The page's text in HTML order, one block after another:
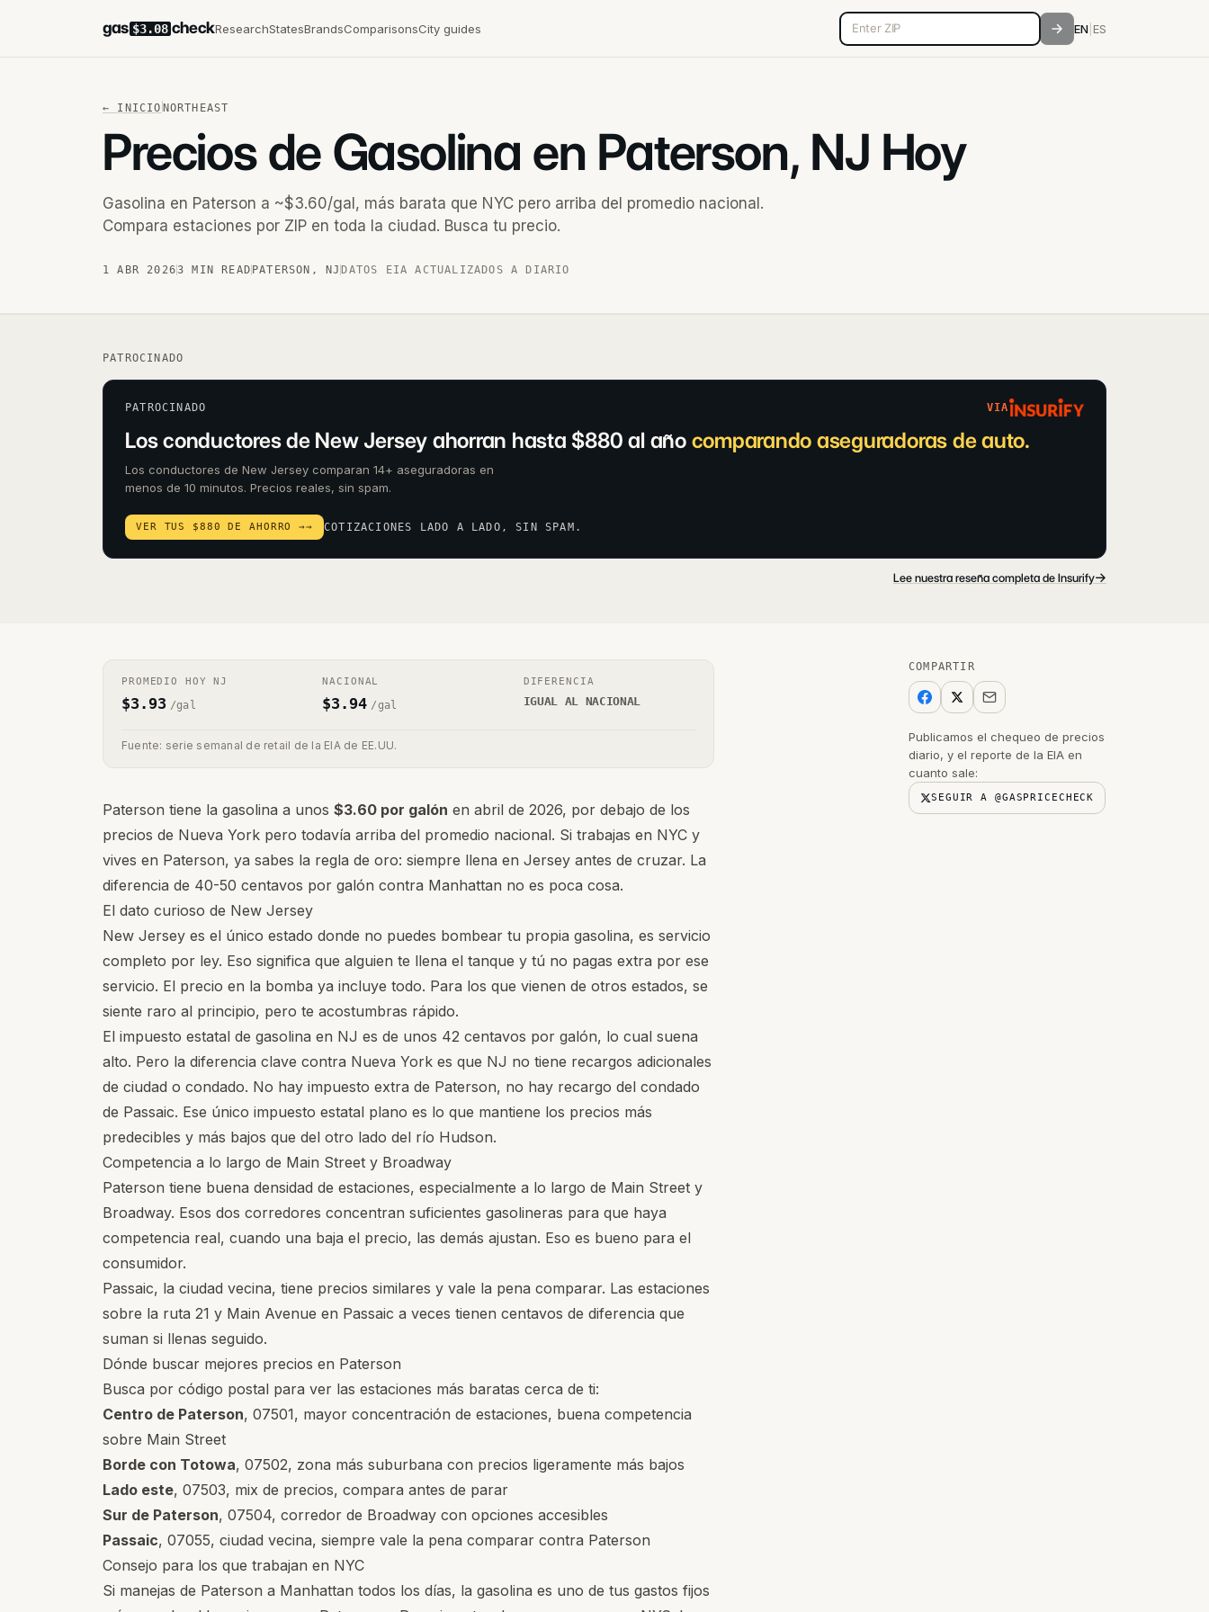
gas $3.08 checkResearchStatesBrandsComparisonsCity guides 5-digit ZIP code EN ES
← INICIO NORTHEAST
Precios de Gasolina en Paterson, NJ Hoy
Gasolina en Paterson a ~$3.60/gal, más barata que NYC pero arriba del promedio nacional.
Compara estaciones por ZIP en toda la ciudad. Busca tu precio.
1 ABR 20263 MIN READ PATERSON , NJ DATOS EIA ACTUALIZADOS A DIARIO
PATROCINADO
PATROCINADO VIA
Los conductores de New Jersey ahorran hasta $880 al año comparando aseguradoras de auto.
Los conductores de New Jersey comparan 14+ aseguradoras en
menos de 10 minutos. Precios reales, sin spam.
VER TUS $880 DE AHORRO →→ COTIZACIONES LADO A LADO, SIN SPAM.
Lee nuestra reseña completa de Insurify→
PROMEDIO HOY NJ
$3.93 /gal
NACIONAL
$3.94 /gal
DIFERENCIA
IGUAL AL NACIONAL
Fuente: serie semanal de retail de la EIA de EE.UU.
Paterson tiene la gasolina a unos $3.60 por galón en abril de 2026, por debajo de los
precios de Nueva York pero todavía arriba del promedio nacional. Si trabajas en NYC y
vives en Paterson, ya sabes la regla de oro: siempre llena en Jersey antes de cruzar. La
diferencia de 40-50 centavos por galón contra Manhattan no es poca cosa.
El dato curioso de New Jersey
New Jersey es el único estado donde no puedes bombear tu propia gasolina, es servicio
completo por ley. Eso significa que alguien te llena el tanque y tú no pagas extra por ese
servicio. El precio en la bomba ya incluye todo. Para los que vienen de otros estados, se
siente raro al principio, pero te acostumbras rápido.
El impuesto estatal de gasolina en NJ es de unos 42 centavos por galón, lo cual suena
alto. Pero la diferencia clave contra Nueva York es que NJ no tiene recargos adicionales
de ciudad o condado. No hay impuesto extra de Paterson, no hay recargo del condado
de Passaic. Ese único impuesto estatal plano es lo que mantiene los precios más
predecibles y más bajos que del otro lado del río Hudson.
Competencia a lo largo de Main Street y Broadway
Paterson tiene buena densidad de estaciones, especialmente a lo largo de Main Street y
Broadway. Esos dos corredores concentran suficientes gasolineras para que haya
competencia real, cuando una baja el precio, las demás ajustan. Eso es bueno para el
consumidor.
Passaic, la ciudad vecina, tiene precios similares y vale la pena comparar. Las estaciones
sobre la ruta 21 y Main Avenue en Passaic a veces tienen centavos de diferencia que
suman si llenas seguido.
Dónde buscar mejores precios en Paterson
Busca por código postal para ver las estaciones más baratas cerca de ti:
Centro de Paterson, 07501, mayor concentración de estaciones, buena competencia
sobre Main Street
Borde con Totowa, 07502, zona más suburbana con precios ligeramente más bajos
Lado este, 07503, mix de precios, compara antes de parar
Sur de Paterson, 07504, corredor de Broadway con opciones accesibles
Passaic, 07055, ciudad vecina, siempre vale la pena comparar contra Paterson
Consejo para los que trabajan en NYC
Si manejas de Paterson a Manhattan todos los días, la gasolina es uno de tus gastos fijos
COMPARTIR
Publicamos el chequeo de precios
diario, y el reporte de la EIA en
cuanto sale:
SEGUIR A @GASPRICECHECK